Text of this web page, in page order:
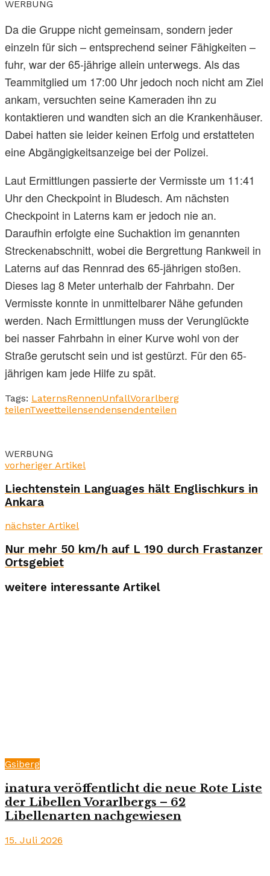
WERBUNG
Da die Gruppe nicht gemeinsam, sondern jeder
einzeln für sich – entsprechend seiner Fähigkeiten –
fuhr, war der 65-jährige allein unterwegs. Als das
Teammitglied um 17:00 Uhr jedoch noch nicht am Ziel
ankam, versuchten seine Kameraden ihn zu
kontaktieren und wandten sich an die Krankenhäuser.
Dabei hatten sie leider keinen Erfolg und erstatteten
eine Abgängigkeitsanzeige bei der Polizei.
Laut Ermittlungen passierte der Vermisste um 11:41
Uhr den Checkpoint in Bludesch. Am nächsten
Checkpoint in Laterns kam er jedoch nie an.
Daraufhin erfolgte eine Suchaktion im genannten
Streckenabschnitt, wobei die Bergrettung Rankweil in
Laterns auf das Rennrad des 65-jährigen stoßen.
Dieses lag 8 Meter unterhalb der Fahrbahn. Der
Vermisste konnte in unmittelbarer Nähe gefunden
werden. Nach Ermittlungen muss der Verunglückte
bei nasser Fahrbahn in einer Kurve wohl von der
Straße gerutscht sein und ist gestürzt. Für den 65-
jährigen kam jede Hilfe zu spät.
Tags: LaternsRennenUnfallVorarlberg
teilenTweetteilensendensendenteilen
WERBUNG
vorheriger Artikel
Liechtenstein Languages hält Englischkurs in
Ankara
nächster Artikel
Nur mehr 50 km/h auf L 190 durch Frastanzer
Ortsgebiet
weitere interessante Artikel
Gsiberg
inatura veröffentlicht die neue Rote Liste
der Libellen Vorarlbergs – 62
Libellenarten nachgewiesen
15. Juli 2026